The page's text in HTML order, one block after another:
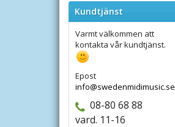
Kundtjänst
Varmt välkommen att
kontakta vår kundtjänst.
Epost
info@swedenmidimusic.se
08-80 68 88
vard. 11-16